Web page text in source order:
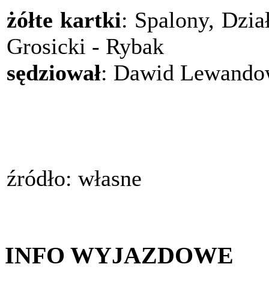
żółte kartki: Spalony,
Grosicki - Rybak
sędziował: Dawid
źródło: własne
INFO WYJAZDOWE